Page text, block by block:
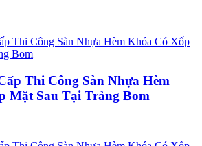
Thi Công Sàn Nhựa Hèm
Mặt Sau Tại Trảng Bom